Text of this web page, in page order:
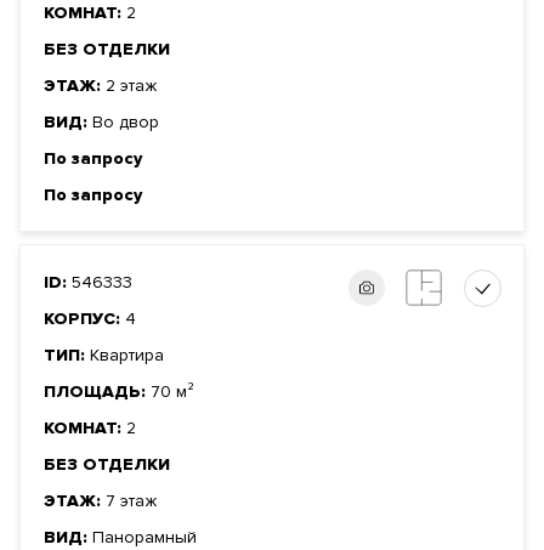
КОМНАТ: 2
БЕЗ ОТДЕЛКИ
ЭТАЖ: 2 этаж
ВИД: Во двор
По запросу
По запросу
ID: 546333
КОРПУС: 4
ТИП: Квартира
ПЛОЩАДЬ: 70 м²
КОМНАТ: 2
БЕЗ ОТДЕЛКИ
ЭТАЖ: 7 этаж
ВИД: Панорамный